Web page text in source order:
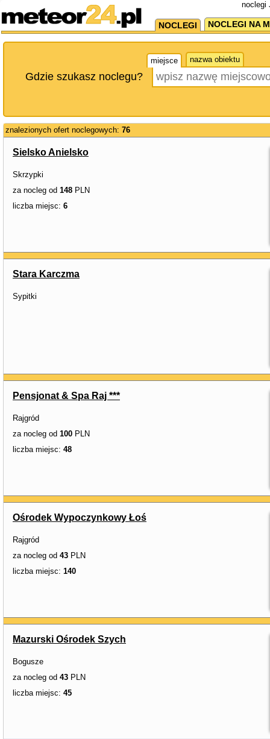
noclegi
NOCLEGI NOCLEGI NA
miejsce nazwa obiektu
Gdzie szukasz noclegu?
znalezionych ofert noclegowych: 76
Sielsko Anielsko
Skrzypki
za nocleg od 148 PLN
liczba miejsc: 6
Stara Karczma
Sypitki
Pensjonat & Spa Raj ***
Rajgród
za nocleg od 100 PLN
liczba miejsc: 48
Ośrodek Wypoczynkowy Łoś
Rajgród
za nocleg od 43 PLN
liczba miejsc: 140
Mazurski Ośrodek Szych
Bogusze
za nocleg od 43 PLN
liczba miejsc: 45